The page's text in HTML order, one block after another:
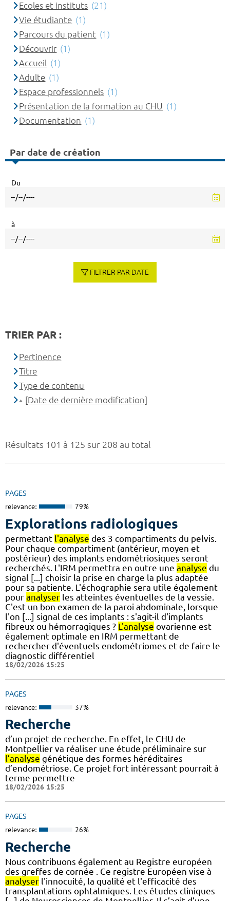
Résultats 101 à 125 sur 208 au total
PAGES
relevance: 79%
Explorations radiologiques
permettant l'analyse des 3 compartiments du pelvis.
Pour chaque compartiment (antérieur, moyen et
postérieur) des implants endométriosiques seront
recherchés. L'IRM permettra en outre une analyse du
signal [...] choisir la prise en charge la plus adaptée
pour sa patiente. L'échographie sera utile également
pour analyser les atteintes éventuelles de la vessie.
C'est un bon examen de la paroi abdominale, lorsque
l'on [...] signal de ces implants : s'agit-il d'implants
fibreux ou hémorragiques ? L'analyse ovarienne est
également optimale en IRM permettant de
rechercher d'éventuels endométriomes et de faire le
diagnostic différentiel
18/02/2026 15:25
PAGES
relevance: 37%
Recherche
d’un projet de recherche. En effet, le CHU de
Montpellier va réaliser une étude préliminaire sur
l’analyse génétique des formes héréditaires
d’endométriose. Ce projet fort intéressant pourrait à
terme permettre
18/02/2026 15:25
PAGES
relevance: 26%
Recherche
Nous contribuons également au Registre européen
des greffes de cornée . Ce registre Européen vise à
analyser l'innocuité, la qualité et l'efficacité des
transplantations ophtalmiques. Les études cliniques
Ecoles et instituts (21)
Vie étudiante (1)
Parcours du patient (1)
Découvrir (1)
Accueil (1)
Adulte (1)
Espace professionnels (1)
Présentation de la formation au CHU (1)
Documentation (1)
Par date de création
Du
à
FILTRER PAR DATE
TRIER PAR :
Pertinence
Titre
Type de contenu
[Date de dernière modification]